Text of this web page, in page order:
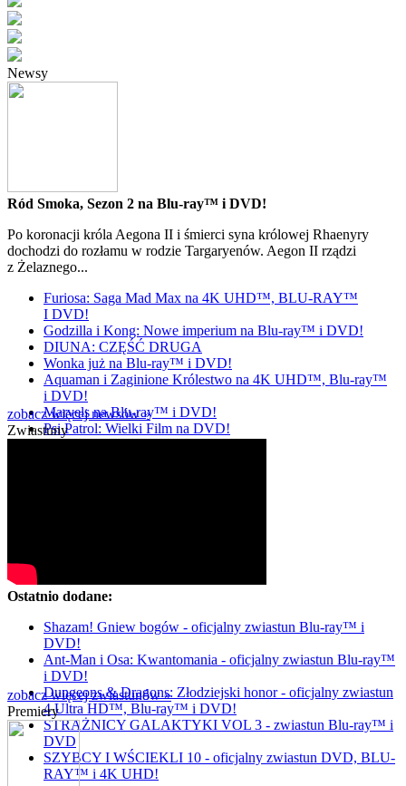
Newsy
Ród Smoka, Sezon 2 na Blu-ray™ i DVD!
Po koronacji króla Aegona II i śmierci syna królowej Rhaenyry
dochodzi do rozłamu w rodzie Targaryenów. Aegon II rządzi
z Żelaznego...
Furiosa: Saga Mad Max na 4K UHD™, BLU-RAY™
I DVD!
Godzilla i Kong: Nowe imperium na Blu-ray™ i DVD!
DIUNA: CZĘŚĆ DRUGA
Wonka już na Blu-ray™ i DVD!
Aquaman i Zaginione Królestwo na 4K UHD™, Blu-ray™
i DVD!
Marvels na Blu-ray™ i DVD!
Psi Patrol: Wielki Film na DVD!
zobacz więcej newsów »
Zwiastuny
Ostatnio dodane:
Shazam! Gniew bogów - oficjalny zwiastun Blu-ray™ i
DVD!
Ant-Man i Osa: Kwantomania - oficjalny zwiastun Blu-ray™
i DVD!
Dungeons & Dragons: Złodziejski honor - oficjalny zwiastun
4 Ultra HD™, Blu-ray™ i DVD!
STRAŻNICY GALAKTYKI VOL 3 - zwiastun Blu-ray™ i
DVD
SZYBCY I WŚCIEKLI 10 - oficjalny zwiastun DVD, BLU-
RAY™ i 4K UHD!
zobacz więcej zwiastunów »
Premiery